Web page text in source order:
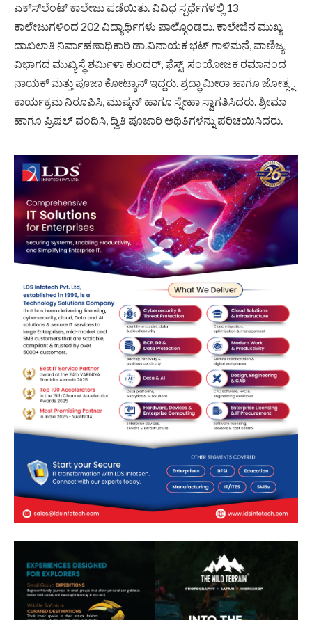
ಎಕ್ಸ್‍ಲೆಂಟ್ ಕಾಲೇಜು ಪಡೆಯಿತು. ವಿವಿಧ ಸ್ಪರ್ಧೆಗಳಲ್ಲಿ 13
ಕಾಲೇಜುಗಳಿಂದ 202 ವಿದ್ಯಾರ್ಥಿಗಳು ಪಾಲ್ಗೊಂಡರು. ಕಾಲೇಜಿನ ಮುಖ್ಯ
ದಾಖಲಾತಿ ನಿರ್ವಾಹಣಾಧಿಕಾರಿ ಡಾ.ವಿನಾಯಕ ಭಟ್ ಗಾಳಿಮನೆ, ವಾಣಿಜ್ಯ
ವಿಭಾಗದ ಮುಖ್ಯಸ್ಥೆ ಶರ್ಮಿಳಾ ಕುಂದರ್, ಫೆಸ್ಟ್ ಸಂಯೋಜಕ ರಮಾನಂದ
ನಾಯಕ್ ಮತ್ತು ಪೂಜಾ ಕೋಟ್ಯಾನ್ ಇದ್ದರು. ಶ್ರದ್ಧಾ ಮೀರಾ ಹಾಗೂ ಜೋತ್ಸ್ನ
ಕಾರ್ಯಕ್ರಮ ನಿರೂಪಿಸಿ, ಮುಷ್ಕನ್ ಹಾಗೂ ಸ್ನೇಹಾ ಸ್ವಾಗತಿಸಿದರು. ಶ್ರೀಮಾ
ಹಾಗೂ ಪ್ರಿಷಲ್ ವಂದಿಸಿ, ದ್ವಿತಿ ಪೂಜಾರಿ ಅಥಿತಿಗಳನ್ನು ಪರಿಚಯಿಸಿದರು.